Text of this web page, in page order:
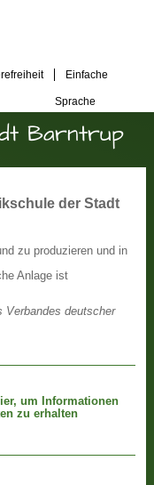
Einfache
Sprache
Barntrup
der Stadt
zu produzieren und in
Anlage ist
Verbandes deutscher
um Informationen
zu erhalten